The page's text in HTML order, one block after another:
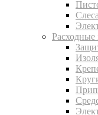
Расходные